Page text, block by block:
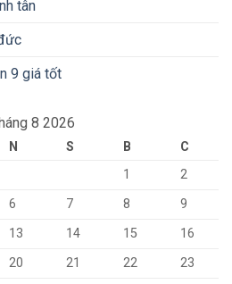
tân
9 giá tốt
8 2026
N S B
C
1
2
6 7 8
9
13 14 15
16
20 21 22
23